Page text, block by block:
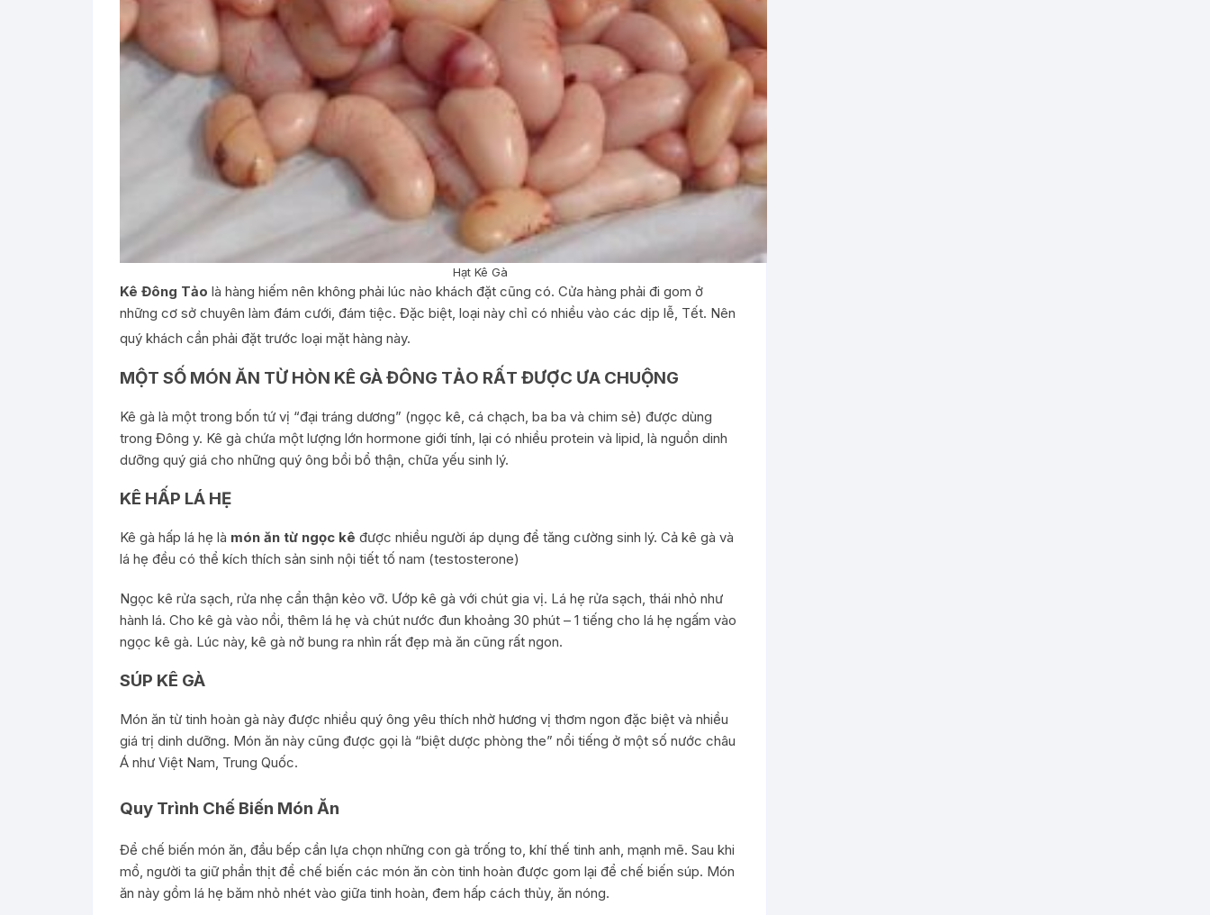
Hạt Kê Gà
Kê Đông Tảo là hàng hiếm nên không phải lúc nào khách đặt cũng có. Cửa hàng phải đi gom ở
những cơ sở chuyên làm đám cưới, đám tiệc. Đặc biệt, loại này chỉ có nhiều vào các dịp lễ, Tết. Nên
quý khách cần phải đặt trước loại mặt hàng này.
MỘT SỐ MÓN ĂN TỪ HÒN KÊ GÀ ĐÔNG TẢO RẤT ĐƯỢC ƯA CHUỘNG
Kê gà là một trong bốn tứ vị “đại tráng dương” (ngọc kê, cá chạch, ba ba và chim sẻ) được dùng
trong Đông y. Kê gà chứa một lượng lớn hormone giới tính, lại có nhiều protein và lipid, là nguồn dinh
dưỡng quý giá cho những quý ông bồi bổ thận, chữa yếu sinh lý.
KÊ HẤP LÁ HẸ
Kê gà hấp lá hẹ là món ăn từ ngọc kê được nhiều người áp dụng để tăng cường sinh lý. Cả kê gà và
lá hẹ đều có thể kích thích sản sinh nội tiết tố nam (testosterone)
Ngọc kê rửa sạch, rửa nhẹ cẩn thận kẻo vỡ. Ướp kê gà với chút gia vị. Lá hẹ rửa sạch, thái nhỏ như
hành lá. Cho kê gà vào nồi, thêm lá hẹ và chút nước đun khoảng 30 phút – 1 tiếng cho lá hẹ ngấm vào
ngọc kê gà. Lúc này, kê gà nở bung ra nhìn rất đẹp mà ăn cũng rất ngon.
SÚP KÊ GÀ
Món ăn từ tinh hoàn gà này được nhiều quý ông yêu thích nhờ hương vị thơm ngon đặc biệt và nhiều
giá trị dinh dưỡng. Món ăn này cũng được gọi là “biệt dược phòng the” nổi tiếng ở một số nước châu
Á như Việt Nam, Trung Quốc.
Quy Trình Chế Biến Món Ăn
Để chế biến món ăn, đầu bếp cần lựa chọn những con gà trống to, khí thế tinh anh, mạnh mẽ. Sau khi
mổ, người ta giữ phần thịt để chế biến các món ăn còn tinh hoàn được gom lại để chế biến súp. Món
ăn này gồm lá hẹ băm nhỏ nhét vào giữa tinh hoàn, đem hấp cách thủy, ăn nóng.